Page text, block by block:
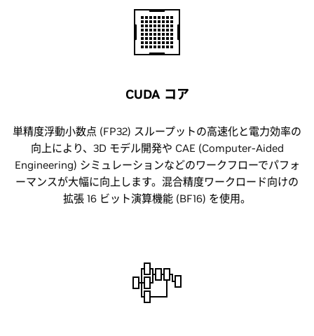
CUDA コア
単精度浮動小数点 (FP32) スループットの高速化と電力効率の
向上により、3D モデル開発や CAE (Computer-Aided
Engineering) シミュレーションなどのワークフローでパフォ
ーマンスが大幅に向上します。混合精度ワークロード向けの
拡張 16 ビット演算機能 (BF16) を使用。